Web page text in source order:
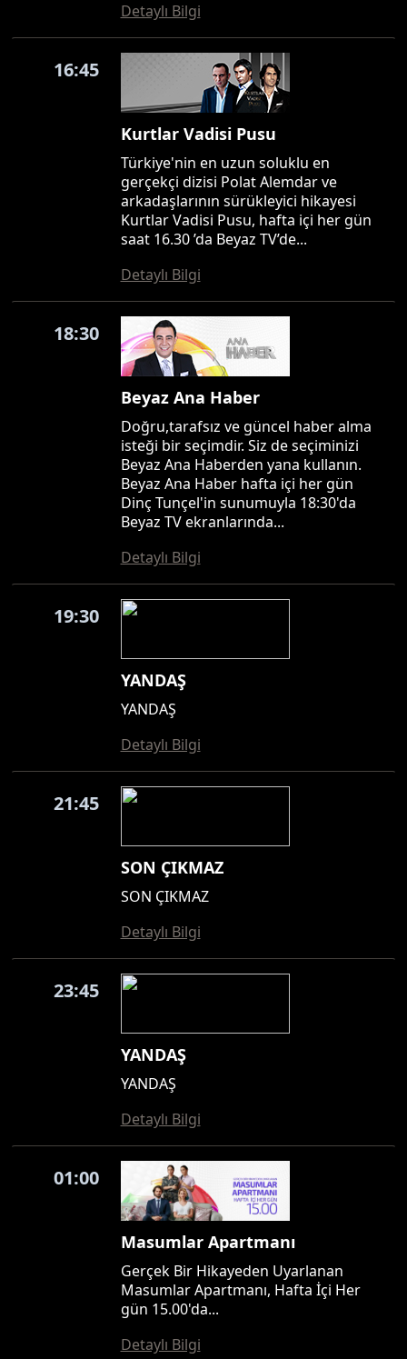
Detaylı Bilgi
16:45
Kurtlar Vadisi Pusu
Türkiye'nin en uzun soluklu en
gerçekçi dizisi Polat Alemdar ve
arkadaşlarının sürükleyici hikayesi
Kurtlar Vadisi Pusu, hafta içi her gün
saat 16.30 ’da Beyaz TV’de...
Detaylı Bilgi
18:30
Beyaz Ana Haber
Doğru,tarafsız ve güncel haber alma
isteği bir seçimdir. Siz de seçiminizi
Beyaz Ana Haberden yana kullanın.
Beyaz Ana Haber hafta içi her gün
Dinç Tunçel'in sunumuyla 18:30'da
Beyaz TV ekranlarında...
Detaylı Bilgi
19:30
YANDAŞ
YANDAŞ
Detaylı Bilgi
21:45
SON ÇIKMAZ
SON ÇIKMAZ
Detaylı Bilgi
23:45
YANDAŞ
YANDAŞ
Detaylı Bilgi
01:00
Masumlar Apartmanı
Gerçek Bir Hikayeden Uyarlanan
Masumlar Apartmanı, Hafta İçi Her
gün 15.00'da...
Detaylı Bilgi